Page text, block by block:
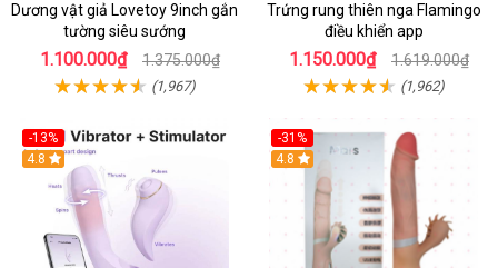
Dương vật giả Lovetoy 9inch gắn
tường siêu sướng
1.100.000₫ 1.375.000₫
(1,967)
Trứng rung thiên nga Flamingo
điều khiển app
1.150.000₫ 1.619.000₫
(1,962)
-13%
4.8
-31%
4.8